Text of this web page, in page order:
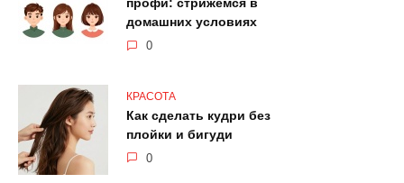
профи: стрижемся в
домашних условиях
0
КРАСОТА
Как сделать кудри без
плойки и бигуди
0